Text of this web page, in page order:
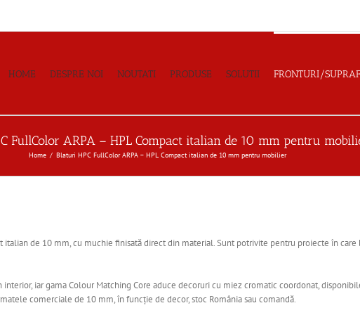
HOME DESPRE NOI NOUTATI PRODUSE SOLUTII FRONTURI/
FullColor ARPA – HPL Compact italian de 10 mm pentru
Home Blaturi HPC FullColor ARPA – HPL Compact italian de 10 mm pentru mobilier
italian de 10 mm, cu muchie finisată direct din material. Sunt potrivite pentru proiecte în
iar gama Colour Matching Core aduce decoruri cu miez cromatic coordonat,
comerciale de 10 mm, în funcție de decor, stoc România sau comandă.